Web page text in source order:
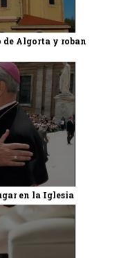
Algorta y roban
en la Iglesia